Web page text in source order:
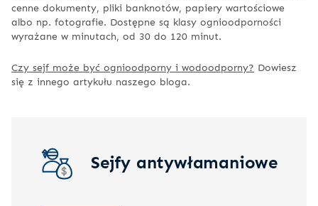
cenne dokumenty, pliki banknotów, papiery wartościowe
albo np. fotografie. Dostępne są klasy ognioodporności
wyrażane w minutach, od 30 do 120 minut.
Czy sejf może być ognioodporny i wodoodporny? Dowiesz
się z innego artykułu naszego bloga.
Sejfy antywłamaniowe